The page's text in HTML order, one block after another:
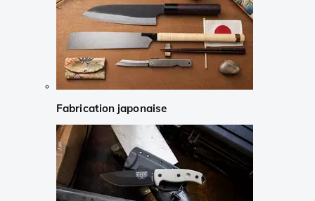
Fabrication japonaise